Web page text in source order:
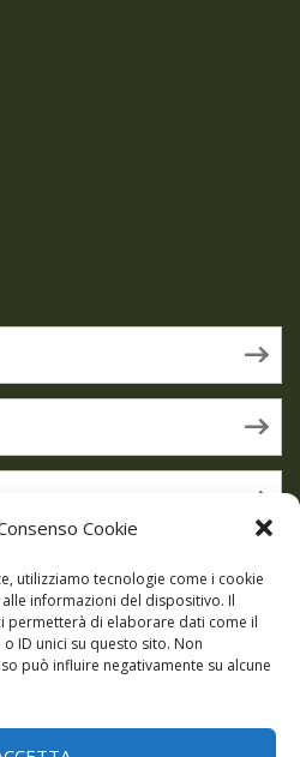
Cookie
utilizziamo tecnologie come i cookie
informazioni del dispositivo. Il
permetterà di elaborare dati come il
ID unici su questo sito. Non
può influire negativamente su alcune